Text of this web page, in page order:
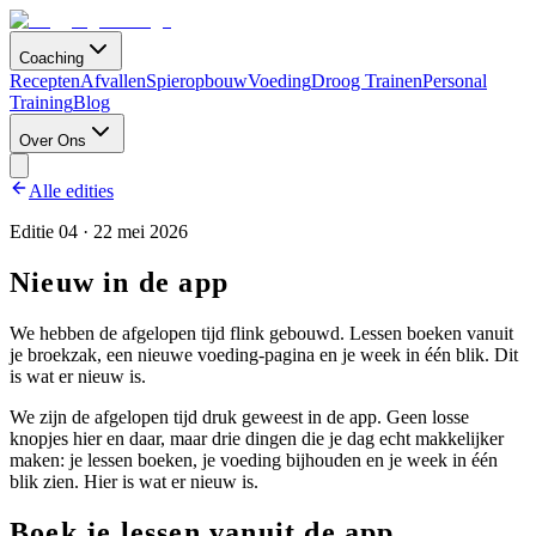
Coaching
ReceptenAfvallenSpieropbouwVoedingDroog TrainenPersonal
TrainingBlog
Over Ons
Alle edities
Editie 04 · 22 mei 2026
Nieuw in de app
We hebben de afgelopen tijd flink gebouwd. Lessen boeken vanuit
je broekzak, een nieuwe voeding-pagina en je week in één blik. Dit
is wat er nieuw is.
We zijn de afgelopen tijd druk geweest in de app. Geen losse
knopjes hier en daar, maar drie dingen die je dag echt makkelijker
maken: je lessen boeken, je voeding bijhouden en je week in één
blik zien. Hier is wat er nieuw is.